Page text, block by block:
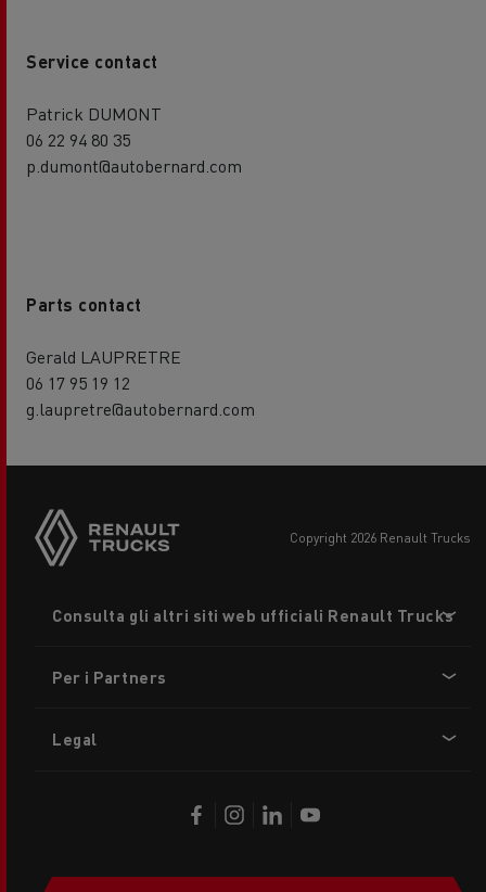
Service contact
Patrick DUMONT
06 22 94 80 35
p.dumont@autobernard.com
Parts contact
Gerald LAUPRETRE
06 17 95 19 12
g.laupretre@autobernard.com
copyright 2026 Renault Trucks
menu
Consulta gli altri siti web ufficiali Renault Trucks
Per i Partners
Legal